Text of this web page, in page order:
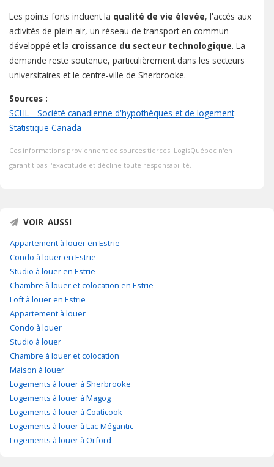
Les points forts incluent la qualité de vie élevée, l'accès aux
activités de plein air, un réseau de transport en commun
développé et la croissance du secteur technologique. La
demande reste soutenue, particulièrement dans les secteurs
universitaires et le centre-ville de Sherbrooke.
Sources :
SCHL - Société canadienne d'hypothèques et de logement
Statistique Canada
Ces informations proviennent de sources tierces. LogisQuébec n'en
garantit pas l'exactitude et décline toute responsabilité.
VOIR AUSSI
Appartement à louer en Estrie
Condo à louer en Estrie
Studio à louer en Estrie
Chambre à louer et colocation en Estrie
Loft à louer en Estrie
Appartement à louer
Condo à louer
Studio à louer
Chambre à louer et colocation
Maison à louer
Logements à louer à Sherbrooke
Logements à louer à Magog
Logements à louer à Coaticook
Logements à louer à Lac-Mégantic
Logements à louer à Orford